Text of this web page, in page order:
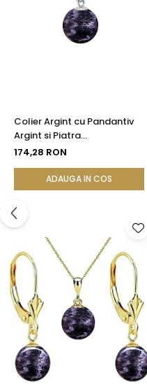
Colier Argint cu Pandantiv
Argint si Piatra
Semipretioasa Naturala de
174,28 RON
ADAUGA IN COS